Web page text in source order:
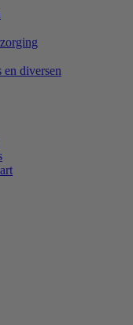
en diversen